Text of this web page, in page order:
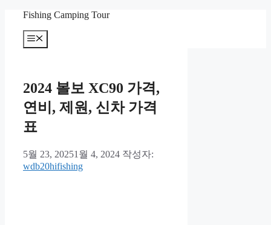
Fishing Camping Tour
메
뉴
2024 볼보 XC90 가격,
연비, 제원, 신차 가격
표
5월 23, 20251월 4, 2024 작성자:
wdb20hifishing